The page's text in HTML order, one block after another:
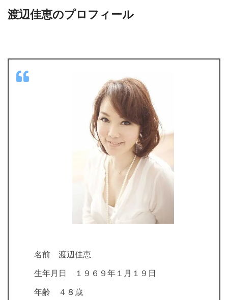
渡辺佳恵のプロフィール
名前 渡辺佳恵
生年月日 １９６９年１月１９日
年齢 ４８歳